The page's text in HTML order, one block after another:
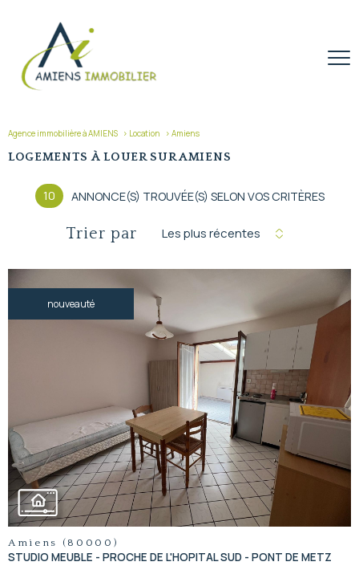
Agence immobilière à AMIENS Location Amiens
LOGEMENTS À LOUER SUR AMIENS
10 ANNONCE(S) TROUVÉE(S) SELON VOS CRITÈRES
Trier par Les plus récentes
nouveauté
voir le
bien
Amiens (80000)
STUDIO MEUBLE - PROCHE DE L'HOPITAL SUD - PONT DE METZ